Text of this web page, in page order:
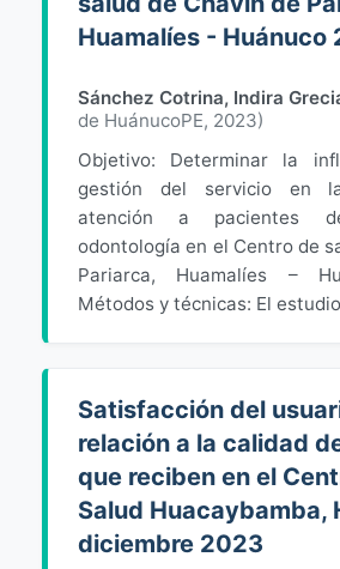
Huamalíes - Huánuco
Sánchez Cotrina, Indira
de HuánucoPE, 2023)
Objetivo: Determinar la
gestión del servicio en
atención a pacientes
odontología en el Centro de
Pariarca, Huamalíes –
Métodos y técnicas: El
Satisfacción del
relación a la calidad
que reciben en el
Salud Huacaybamba,
diciembre 2023